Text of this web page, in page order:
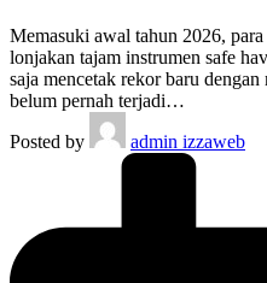
Memasuki awal tahun 2026,
lonjakan tajam instrumen safe
saja mencetak rekor baru
belum pernah terjadi…
Posted by
admin izzaweb